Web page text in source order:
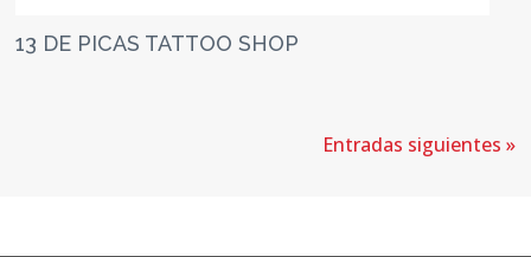
13 DE PICAS TATTOO SHOP
Entradas siguientes »